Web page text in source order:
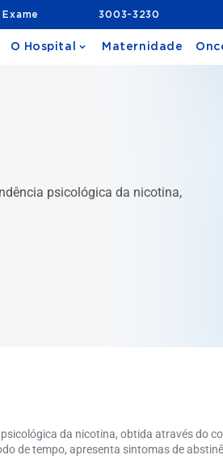
3003-3230
O Hospital Maternidade
psicológica da nicotina,
da nicotina, obtida através do
de tempo, apresenta sintomas de